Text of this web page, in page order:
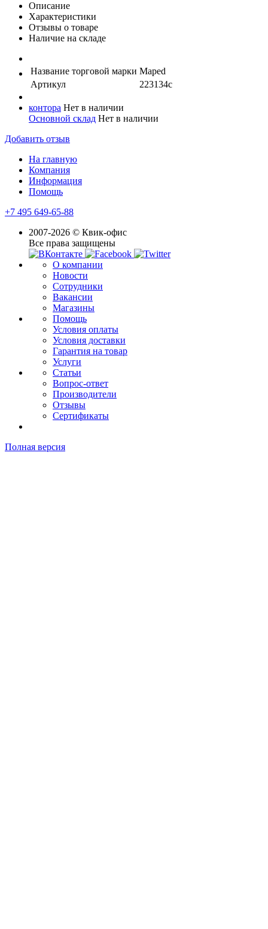
Описание
Характеристики
Отзывы о товаре
Наличие на складе
Название торговой марки Maped
Артикул
223134с
контора Нет в наличии
Основной склад Нет в наличии
Добавить отзыв
На главную
Компания
Информация
Помощь
+7 495 649-65-88
2007-2026 © Квик-офис
Все права защищены
О компании
Новости
Сотрудники
Вакансии
Магазины
Помощь
Условия оплаты
Условия доставки
Гарантия на товар
Услуги
Статьи
Вопрос-ответ
Производители
Отзывы
Сертификаты
Полная версия